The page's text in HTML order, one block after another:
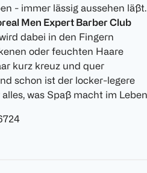
- immer lässig aussehen läßt.
Men Expert Barber Club
dabei in den Fingern
oder feuchten Haare
kurz kreuz und quer
schon ist der locker-legere
was Spaß macht im